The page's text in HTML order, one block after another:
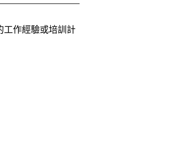
工作經驗或培訓計